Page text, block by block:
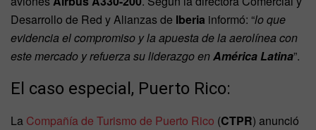
Desarrollo de Red y Alianzas de Iberia informó: “lo que
evidencia el compromiso y la apuesta de la aerolínea con
este mercado y refuerza su liderazgo enAmérica Latina”.
El caso especial, Puerto Rico:
La Compañía de Turismo de Puerto Rico (CTPR) anunció